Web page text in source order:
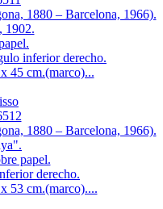
1880 – Barcelona, 1966).
1902.
inferior derecho.
45 cm.(marco)...
1880 – Barcelona, 1966).
papel.
derecho.
53 cm.(marco)....